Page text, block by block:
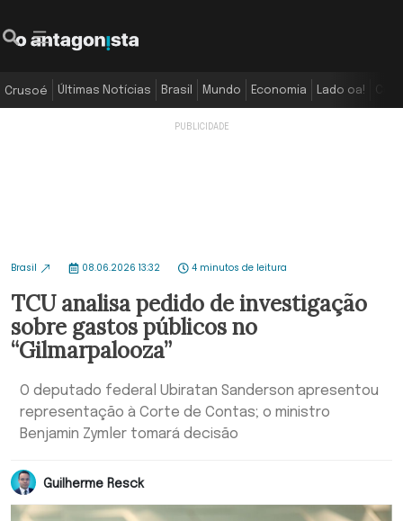
Crusoé Últimas Notícias Brasil Mundo Economia Lado oa!
Brasil 08.06.2026 13:32 4 minutos de leitura
TCU analisa pedido de investigação
sobre gastos públicos no
“Gilmarpalooza”
O deputado federal Ubiratan Sanderson apresentou
representação à Corte de Contas; o ministro
Benjamin Zymler tomará decisão
Guilherme Resck